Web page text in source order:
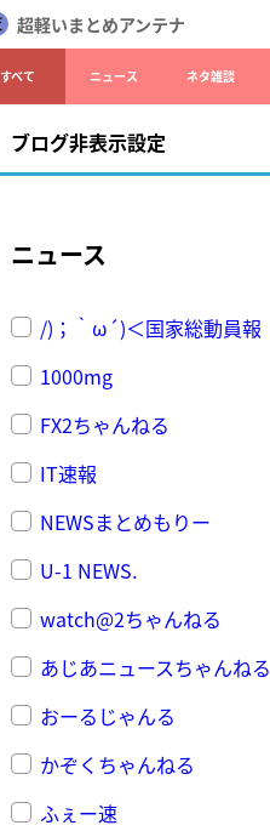
超軽いまとめアンテナ
すべて ニュース ネタ雑談
ブログ非表示設定
ニュース
/)；｀ω´)＜国家総動員報
1000mg
FX2ちゃんねる
IT速報
NEWSまとめもりー
U-1 NEWS.
watch@2ちゃんねる
あじあニュースちゃんねる
おーるじゃんる
かぞくちゃんねる
ふぇー速